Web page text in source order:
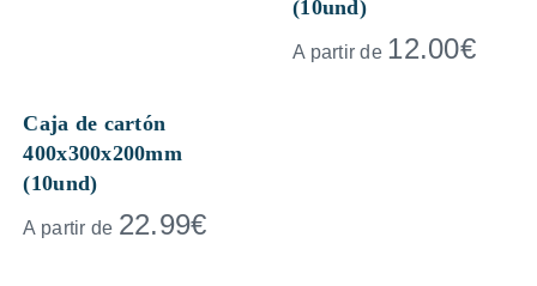
(10und)
A partir de 12.00€
Caja de cartón
400x300x200mm
(10und)
A partir de 22.99€